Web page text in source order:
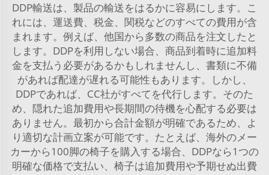
DDP輸送は、製品の輸送をはるかに容易にします。こ
れには、運送費、税金、関税などのすべての費用が含
まれます。例えば、他国から多数の商品を注文したと
します。DDPを利用しない場合、商品到着時に追加料
金を支払う必要があるかもしれませんし、書類に不備
があれば配達が遅れる可能性もあります。しかし、
DDPであれば、CC社がすべてを代行します。そのた
め、隠れた追加費用や長期間の待機を心配する必要は
ありません。最初から合計金額が明確であるため、よ
り適切な計画立案が可能です。たとえば、海外のメー
カーから100脚の椅子を購入する場合、DDPなら1つの
明確な価格で支払い、椅子は追加費用や予期せぬ出費